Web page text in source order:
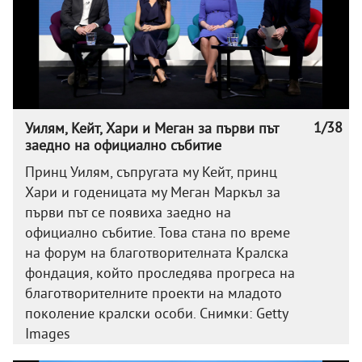
1/38
Уилям, Кейт, Хари и Меган за първи път
заедно на официално събитие
Принц Уилям, съпругата му Кейт, принц
Хари и годеницата му Меган Маркъл за
първи път се появиха заедно на
официално събитие. Това стана по време
на форум на благотворителната Кралска
фондация, който проследява прогреса на
благотворителните проекти на младото
поколение кралски особи. Снимки: Getty
Images